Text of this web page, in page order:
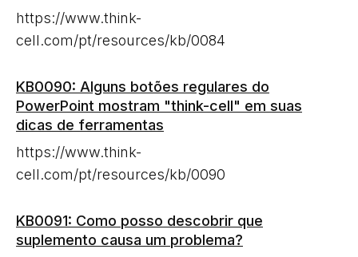
https://www.think-
cell.com/pt/resources/kb/0084
KB0090: Alguns botões regulares do
PowerPoint mostram "think-cell" em suas
dicas de ferramentas
https://www.think-
cell.com/pt/resources/kb/0090
KB0091: Como posso descobrir que
suplemento causa um problema?